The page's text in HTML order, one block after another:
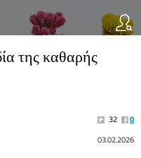
της καθαρής
32
0
03.02.2026